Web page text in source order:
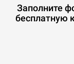
Заполните
бесплатную